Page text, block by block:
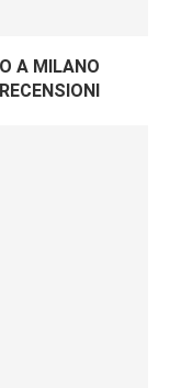
A MILANO